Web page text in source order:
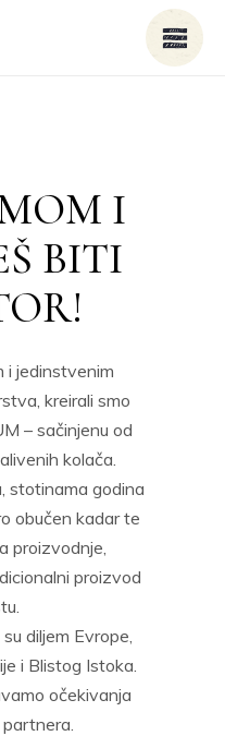
I
BITI
i jedinstvenim
kreirali smo
– sačinjenu od
kolača.
stotinama godina
obučen kadar te
proizvodnje,
proizvod
diljem Evrope,
i Blistog Istoka.
očekivanja